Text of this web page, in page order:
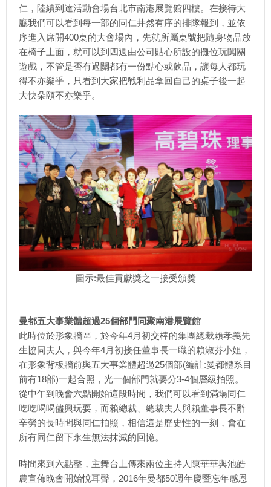
仁，陸續到達活動會場台北市南港展覽館四樓。在接待大
廳我們可以看到每一部的同仁井然有序的排隊報到，並依
序進入席開400桌的大會場內，先就所屬桌號把隨身物品放
在椅子上面，就可以到四週由公司貼心所設的攤位玩闖關
遊戲，不管是否有過關都有一份點心或飲品，讓每人都玩
得不亦樂乎，只看到大家把戰利品拿回自己的桌子後一起
大快朵頤不亦樂乎。
圖示:最佳貢獻獎之一接受頒獎
曼都五大事業體超過25個部門同聚南港展覽館
此時位於形象牆區，於今年4月初交棒的集團總裁賴孝義先
生協同夫人，與今年4月初接任董事長一職的賴淑芬小姐，
在形象背板牆前與五大事業體超過25個部(編註:曼都體系目
前有18部)一起合照，光一個部門就要分3-4個層級拍照。
從中午到晚會六點開始這段時間，我們可以看到滿場同仁
吃吃喝喝儘興玩耍，而賴總裁、總裁夫人與賴董事長不辭
辛勞的長時間與同仁拍照，相信這是歷史性的一刻，會在
所有同仁留下永生無法抹滅的回憶。
時間來到六點整，主舞台上傳來兩位主持人陳華華與池皓
農宣佈晚會開始悅耳聲，2016年曼都50週年慶暨忘年感恩